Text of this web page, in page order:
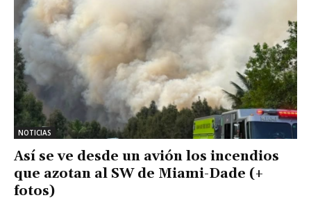
NOTICIAS
Así se ve desde un avión los incendios
que azotan al SW de Miami-Dade (+
fotos)